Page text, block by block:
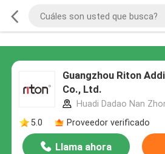
Guangzhou Riton
Co., Ltd.
Huadi Dadao Nan
5.0
Proveedor verificado
Llama ahora